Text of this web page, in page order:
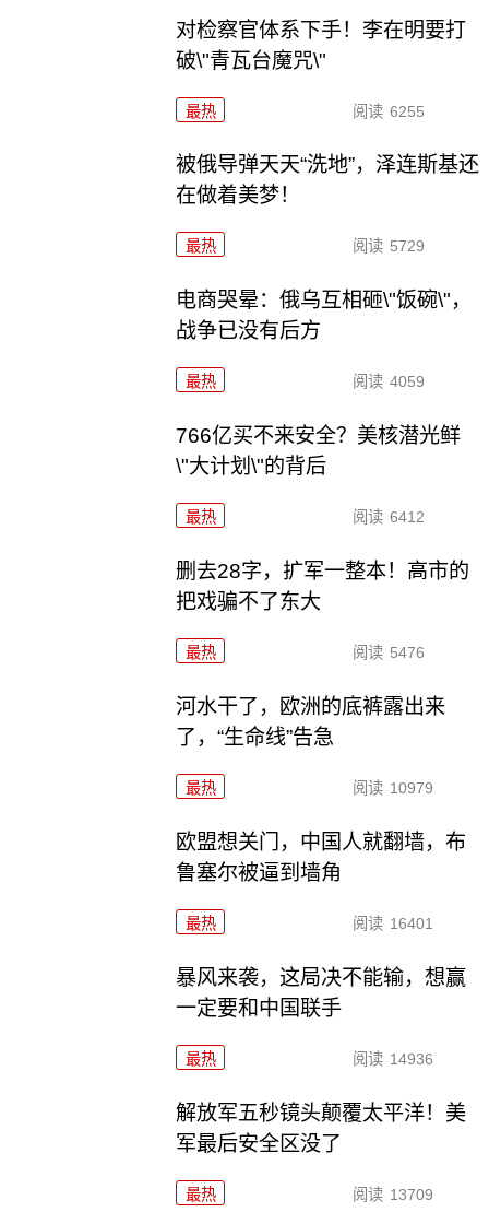
对检察官体系下手！李在明要打
破\"青瓦台魔咒\"
最热 阅读 6255
被俄导弹天天“洗地”，泽连斯基还
在做着美梦！
最热 阅读 5729
电商哭晕：俄乌互相砸\"饭碗\"，
战争已没有后方
最热 阅读 4059
766亿买不来安全？美核潜光鲜
\"大计划\"的背后
最热 阅读 6412
删去28字，扩军一整本！高市的
把戏骗不了东大
最热 阅读 5476
河水干了，欧洲的底裤露出来
了，“生命线”告急
最热 阅读 10979
欧盟想关门，中国人就翻墙，布
鲁塞尔被逼到墙角
最热 阅读 16401
暴风来袭，这局决不能输，想赢
一定要和中国联手
最热 阅读 14936
解放军五秒镜头颠覆太平洋！美
军最后安全区没了
最热 阅读 13709